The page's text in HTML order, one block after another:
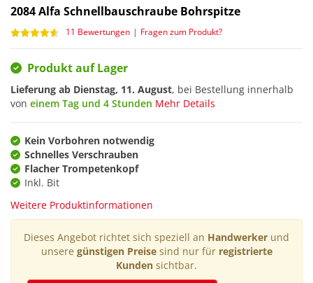
2084Alfa Schnellbauschraube Bohrspitze
11 Bewertungen | Fragen zum Produkt?
Produkt auf Lager
Lieferung ab Dienstag, 11. August, bei Bestellung innerhalb
von einem Tag und 4 Stunden Mehr Details
Kein Vorbohren notwendig
Schnelles Verschrauben
Flacher Trompetenkopf
Inkl. Bit
Weitere Produktinformationen
Dieses Angebot richtet sich speziell an Handwerker und
unsere günstigen Preisesind nur für registrierte
Kunden sichtbar.